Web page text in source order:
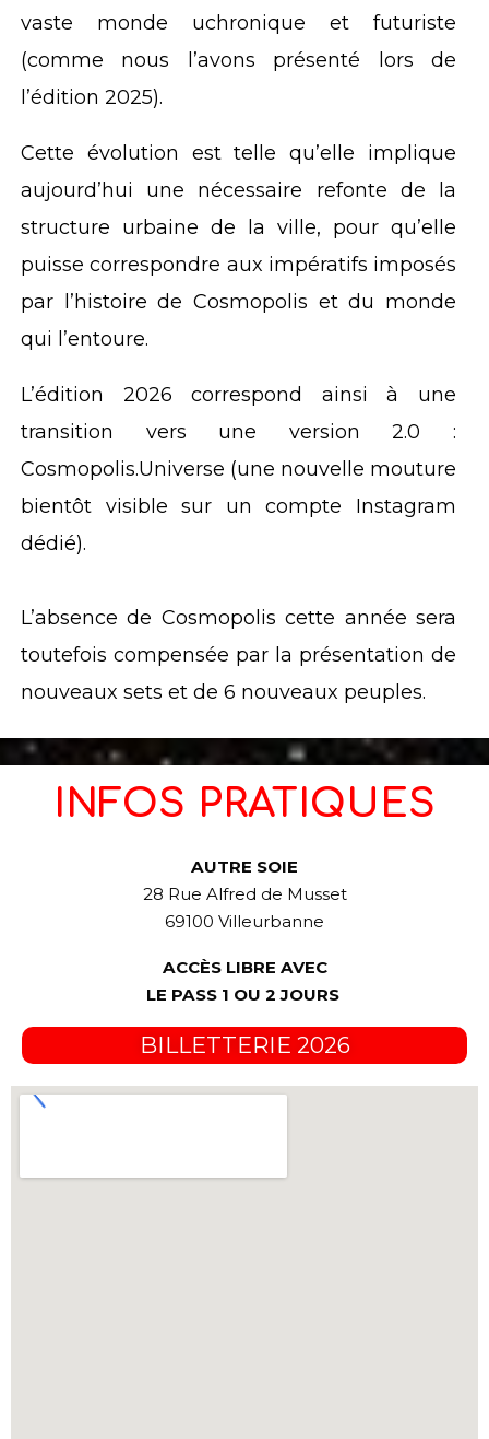
vaste monde uchronique et futuriste
(comme nous l’avons présenté lors de
l’édition 2025).
Cette évolution est telle qu’elle implique
aujourd’hui une nécessaire refonte de la
structure urbaine de la ville, pour qu’elle
puisse correspondre aux impératifs imposés
par l’histoire de Cosmopolis et du monde
qui l’entoure.
L’édition 2026 correspond ainsi à une
transition vers une version 2.0 :
Cosmopolis.Universe (une nouvelle mouture
bientôt visible sur un compte Instagram
dédié).
L’absence de Cosmopolis cette année sera
toutefois compensée par la présentation de
nouveaux sets et de 6 nouveaux peuples.
INFOS PRATIQUES
AUTRE SOIE
28 Rue Alfred de Musset
69100 Villeurbanne
ACCÈS LIBRE AVEC
LE PASS 1 OU 2 JOURS
BILLETTERIE 2026